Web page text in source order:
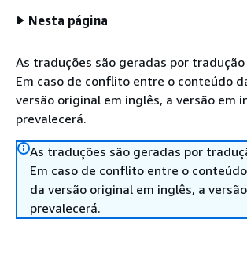
Nesta página
As traduções são geradas por
Em caso de conflito entre o conteúdo
versão original em inglês, a versão em
prevalecerá.
As traduções são geradas por
Em caso de conflito entre o
da versão original em inglês, a
prevalecerá.